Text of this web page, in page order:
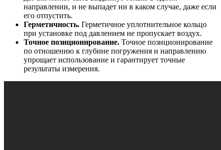
направлении, и не выпадет ни в каком случае, даже если
его отпустить.
Герметичность. Герметичное уплотнительное кольцо
при установке под давлением не пропускает воздух.
Точное позиционирование. Точное позиционирование
по отношению к глубине погружения и направлению
упрощает использование и гарантирует точные
результаты измерения.